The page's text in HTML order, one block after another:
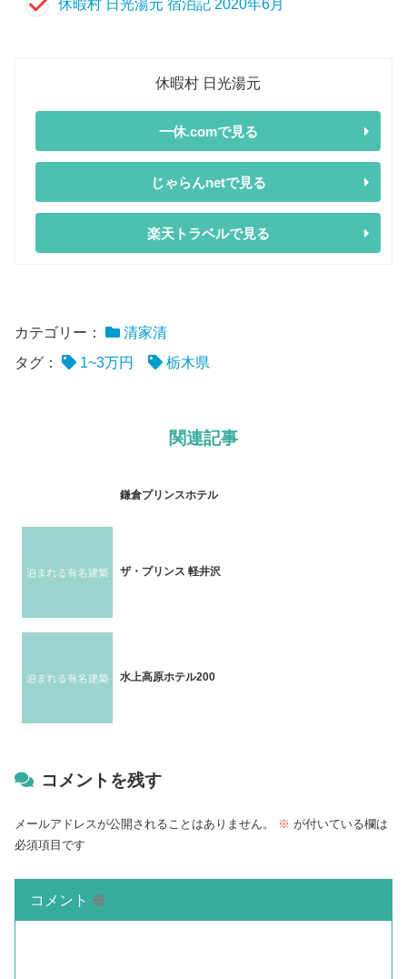
休暇村 日光湯元 宿泊記 2020年6月
休暇村 日光湯元
一休.comで見る
じゃらんnetで見る
楽天トラベルで見る
カテゴリー：
清家清
タグ：
1~3万円 栃木県
関連記事
鎌倉プリンスホテル
ザ・プリンス 軽井沢
水上高原ホテル200
コメントを残す
メールアドレスが公開されることはありません。 ※ が付いている欄は
必須項目です
コメント ※